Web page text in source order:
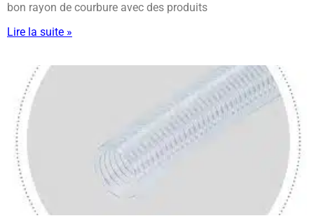
bon rayon de courbure avec des produits
Lire la suite »